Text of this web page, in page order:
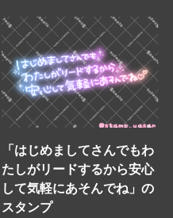
「はじめましてさんでもわ
たしがリードするから安心
して気軽にあそんでね」の
スタンプ